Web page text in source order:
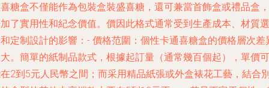
糖盒不僅能作為包裝盒裝盛喜糖，還可兼當首飾盒或禮品盒，
了實用性和紀念價值。價因此格式通常受到生產成本、材質選
定制設計的影響：- 價格范圍 ：個性卡通喜糖盒的價格層次差
。簡單的紙制品款式，根據起訂量（通常幾百個起），單價可
2到5元人民幣之間；而采用精品紙張或外盒裱花工藝，結合